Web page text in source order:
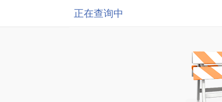
正在查询中